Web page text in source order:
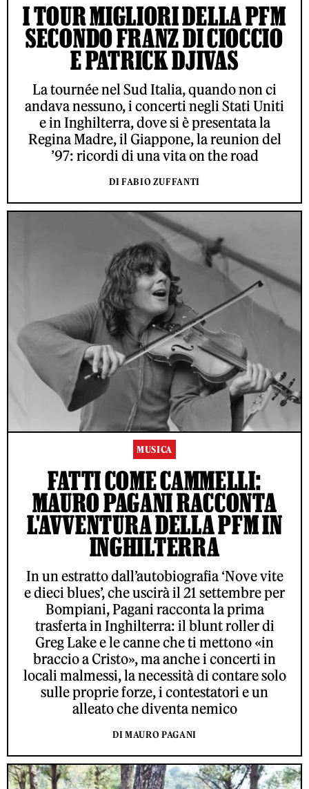
I TOUR MIGLIORI DELLA PFM
SECONDO FRANZ DI CIOCCIO
E PATRICK DJIVAS
La tournée nel Sud Italia, quando non ci
andava nessuno, i concerti negli Stati Uniti
e in Inghilterra, dove si è presentata la
Regina Madre, il Giappone, la reunion del
’97: ricordi di una vita on the road
DI FABIO ZUFFANTI
MUSICA
FATTI COME CAMMELLI:
MAURO PAGANI RACCONTA
L'AVVENTURA DELLA PFM IN
INGHILTERRA
In un estratto dall’autobiografia ‘Nove vite
e dieci blues’, che uscirà il 21 settembre per
Bompiani, Pagani racconta la prima
trasferta in Inghilterra: il blunt roller di
Greg Lake e le canne che ti mettono «in
braccio a Cristo», ma anche i concerti in
locali malmessi, la necessità di contare solo
sulle proprie forze, i contestatori e un
alleato che diventa nemico
DI MAURO PAGANI